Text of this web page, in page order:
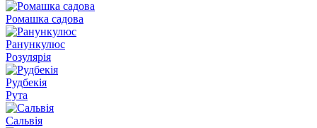
Ромашка садова
Ранункулюс
Розулярія
Рудбекія
Рута
Сальвія